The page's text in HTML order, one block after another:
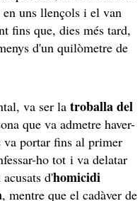
uns llençols i el van
fins que, dies més tard,
d'un quilòmetre de
va ser latroballa del
que va admetre haver-
va portar fins al primer
ho tot i va delatar
d'homicidi
, mentre que el cadàver de